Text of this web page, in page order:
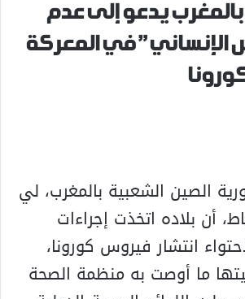
يدعو إلى عدم
الإنساني” في المعركة
الصين الشعبية بالمغرب، لي
أن بلاده اتخذت إجراءات
انتشار فيروس كورونا،
ما أوصت به منظمة الصحة